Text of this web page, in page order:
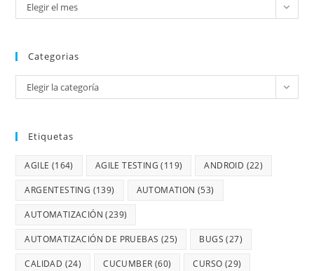
Elegir el mes
Categorias
Elegir la categoría
Etiquetas
AGILE (164) AGILE TESTING (119) ANDROID (22)
ARGENTESTING (139) AUTOMATION (53)
AUTOMATIZACIÓN (239)
AUTOMATIZACIÓN DE PRUEBAS (25) BUGS (27)
CALIDAD (24) CUCUMBER (60) CURSO (29)